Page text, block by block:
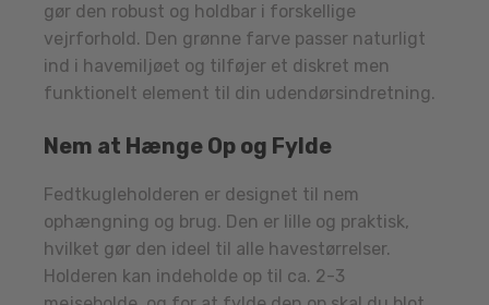
gør den robust og holdbar i forskellige
vejrforhold. Den grønne farve passer naturligt
ind i havemiljøet og tilføjer et diskret men
funktionelt element til din udendørsindretning.
Nem at Hænge Op og Fylde
Fedtkugleholderen er designet til nem
ophængning og brug. Den er lille og praktisk,
hvilket gør den ideel til alle havestørrelser.
Holderen kan indeholde op til ca. 2-3